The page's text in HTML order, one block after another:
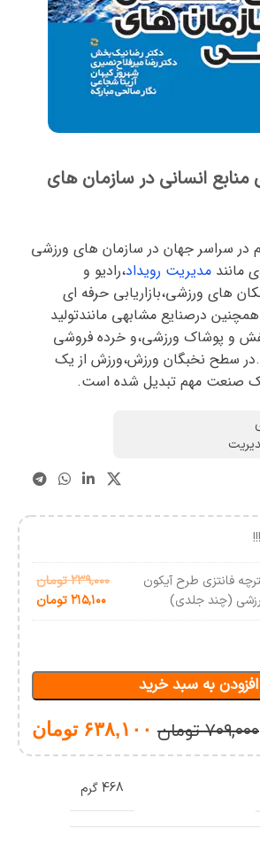
کلیک کنید
منابع انسانی در سازمان های
در سراسر جهان در سازمان هاي ورزشي
مانند مدیریت رویداد،رادیو و
های ورزشی،بازاریابی حرفه ای
درصنایع مشابهی مانندتولید
و پوشاک ورزشی،و خرده فروشی
سطح نخبگان ورزش،ورزش از یک
يك صنعت مهم تبدیل شده است.
فانتزی طرح آیکون
(چند جلدی)
۲۳۹,۰۰۰تومان
۲۱۵,۱۰۰تومان
افزودن به سبد خرید
۷۰۹,۰۰۰ تومان ۶۳۸,۱۰۰ تومان
468 گرم